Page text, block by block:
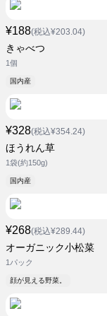
¥188(税込¥203.04)
きゃべつ
1個
国内産
¥328(税込¥354.24)
ほうれん草
1袋(約150g)
国内産
¥268(税込¥289.44)
オーガニック小松菜
1パック
顔が見える野菜。